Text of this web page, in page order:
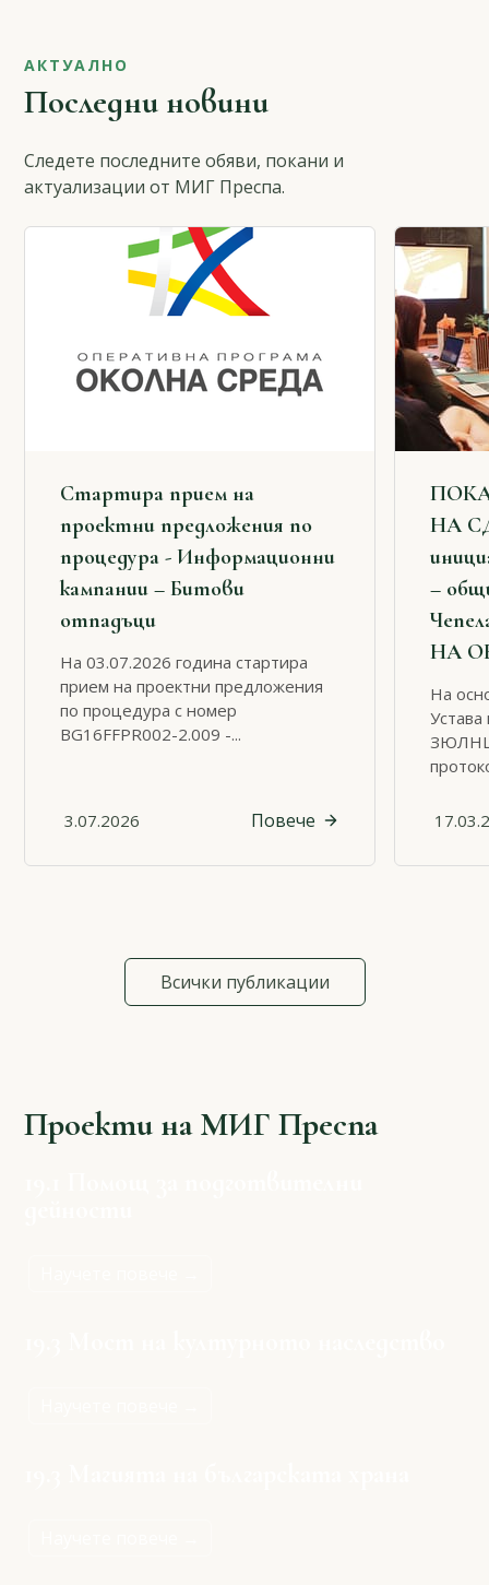
АКТУАЛНО
Последни новини
Следете последните обяви, покани и
актуализации от МИГ Преспа.
Стартира прием на
проектни предложения по
процедура - Информационни
кампании – Битови
отпадъци
На 03.07.2026 година стартира
прием на проектни предложения
по процедура с номер
BG16FFPR002-2.009 -...
3.07.2026 Повече
НА
–
НА
На
ЗЮЛНЦ
Всички публикации
Проекти на МИГ Преспа